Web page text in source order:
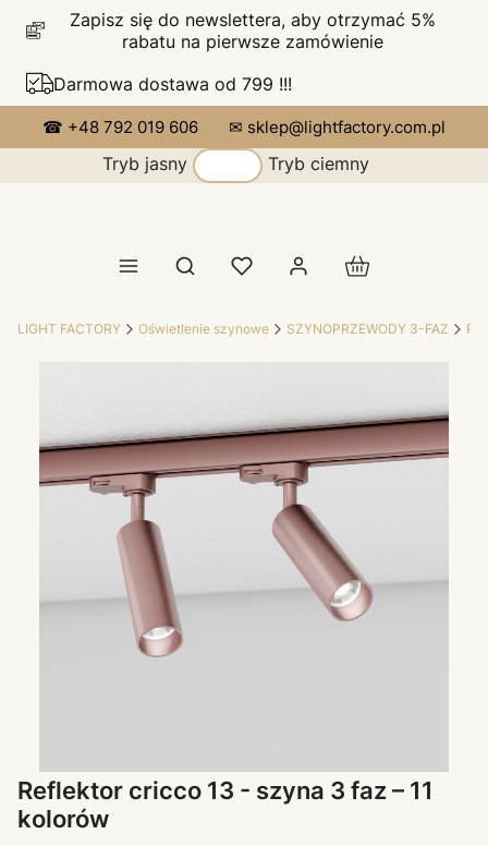
Zapisz się do newslettera, aby otrzymać 5%
rabatu na pierwsze zamówienie
Darmowa dostawa od 799 !!!
☎ +48 792 019 606 ✉ sklep@lightfactory.com.pl
Tryb jasny Tryb ciemny
Otwórz wyszukiwarkę Produkty w
LIGHT FACTORY Oświetlenie szynowe SZYNOPRZEWODY 3-FAZ
Reflektor cricco 13 - szyna 3 faz – 11
kolorów